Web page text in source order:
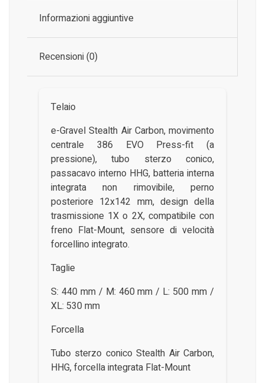
Informazioni aggiuntive
Recensioni (0)
Telaio
e-Gravel Stealth Air Carbon, movimento
centrale 386 EVO Press-fit (a
pressione), tubo sterzo conico,
passacavo interno HHG, batteria interna
integrata non rimovibile, perno
posteriore 12x142 mm, design della
trasmissione 1X o 2X, compatibile con
freno Flat-Mount, sensore di velocità
forcellino integrato.
Taglie
S: 440 mm / M: 460 mm / L: 500 mm /
XL: 530 mm
Forcella
Tubo sterzo conico Stealth Air Carbon,
HHG, forcella integrata Flat-Mount